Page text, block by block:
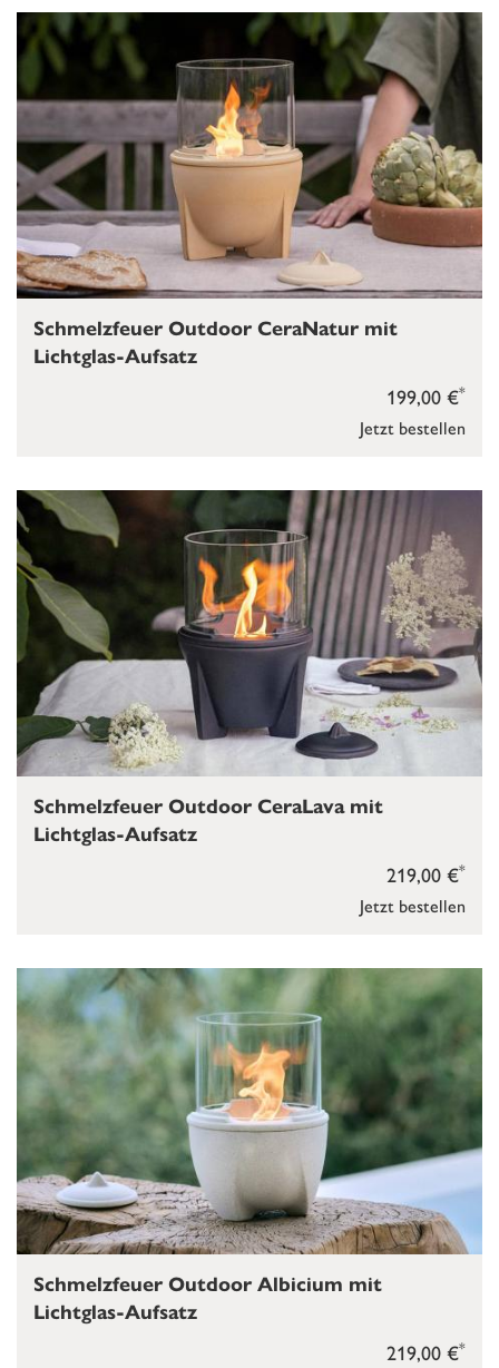
Jetzt bestellen
199,00 €*
Schmelzfeuer Outdoor CeraNatur mit
Lichtglas-Aufsatz
Jetzt bestellen
219,00 €*
Schmelzfeuer Outdoor CeraLava mit
Lichtglas-Aufsatz
219,00 €*
Schmelzfeuer Outdoor Albicium mit
Lichtglas-Aufsatz